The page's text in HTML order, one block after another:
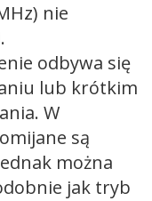
nie
odbywa się
lub krótkim
W
są
można
jak tryb